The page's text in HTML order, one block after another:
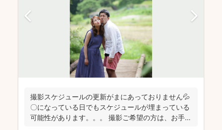
撮影スケジュールの更新がまにあっておりません💦
〇になっている日でもスケジュールが埋まっている
可能性があります。。。 撮影ご希望の方は、お手数